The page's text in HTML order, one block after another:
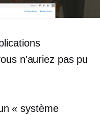
n'auriez pas pu
« système